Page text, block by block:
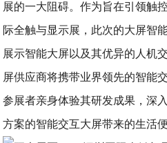
展的一大阻碍。作为旨在引领触
际全触与显示展，此次的大屏智
展示智能大屏以及其优异的人机
屏供应商将携带业界领先的智能
参展者亲身体验其研发成果，深
方案的智能交互大屏带来的生活便